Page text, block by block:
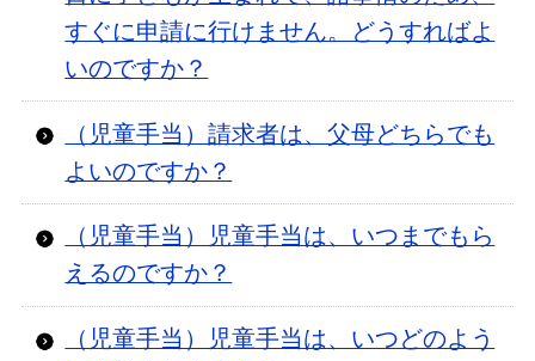
すぐに申請に行けません。どうすればよ
いのですか？
（児童手当）請求者は、父母どちらでも
よいのですか？
（児童手当）児童手当は、いつまでもら
えるのですか？
（児童手当）児童手当は、いつどのよう